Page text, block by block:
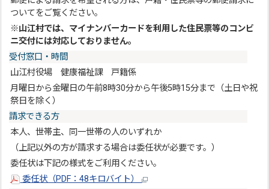
ついてをご覧ください。
※山江村では、マイナンバーカードを利用した住民票等のコンビ
ニ交付には対応しておりません。
受付窓口・時間
山江村役場 健康福祉課 戸籍係
月曜日から金曜日の午前8時30分から午後5時15分まで（土日や祝
祭日を除く）
請求できる方
本人、世帯主、同一世帯の人のいずれか
（上記以外の方が請求する場合は委任状が必要です。）
委任状は下記の様式をご利用ください。
委任状（PDF：48キロバイト）